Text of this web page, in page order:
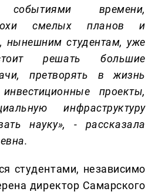
событиями времени,
смелых планов и
нынешним студентам, уже
решать большие
претворять в жизнь
проекты,
инфраструктуру
науку», - рассказала
студентами, независимо
директор Самарского